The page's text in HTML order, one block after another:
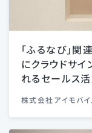
「ふるなび」
にクラウドサ
れるセールス
株式会社アイモバイ